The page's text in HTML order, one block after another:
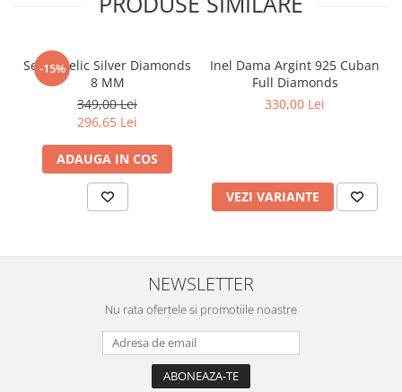
-15%
Set Angelic Silver Diamonds
8 MM
349,00 Lei
296,65 Lei
ADAUGA IN COS
Inel Dama Argint 925 Cuban
Full Diamonds
330,00 Lei
VEZI VARIANTE
NEWSLETTER
Nu rata ofertele si promotiile noastre